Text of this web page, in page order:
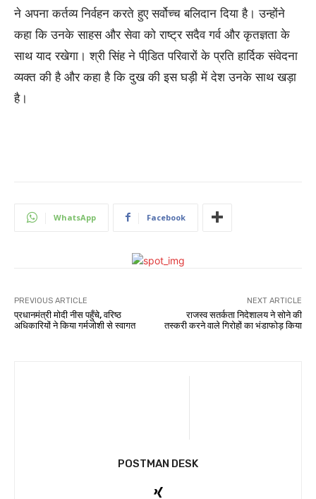
ने अपना कर्तव्‍य निर्वहन करते हुए सर्वोच्‍च बलिदान दिया है। उन्‍होंने
कहा कि उनके साहस और सेवा को राष्‍ट्र सदैव गर्व और कृतज्ञता के
साथ याद रखेगा। श्री सिंह ने पीडि़त परिवारों के प्रति हार्दिक संवेदना
व्‍यक्‍त की है और कहा है कि दुख की इस घड़ी में देश उनके साथ खड़ा
है।
WhatsApp Facebook
PREVIOUS ARTICLE
प्रधानमंत्री मोदी नीस पहुँचे, वरिष्ठ
अधिकारियों ने किया गर्मजोशी से स्वागत
NEXT ARTICLE
राजस्व सतर्कता निदेशालय ने सोने की
तस्करी करने वाले गिरोहों का भंडाफोड़ किया
POSTMAN DESK